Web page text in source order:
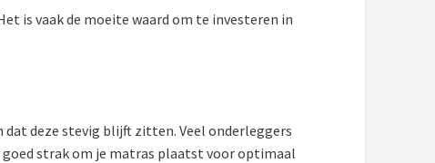
is vaak de moeite waard om te investeren in
deze stevig blijft zitten. Veel onderleggers
strak om je matras plaatst voor optimaal